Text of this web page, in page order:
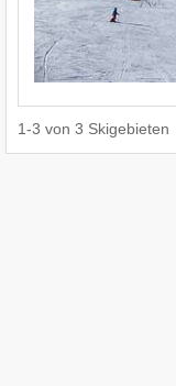
1-3 von 3 Skigebieten